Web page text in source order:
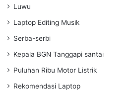
Luwu
Laptop Editing Musik
Serba-serbi
Kepala BGN Tanggapi santai
Puluhan Ribu Motor Listrik
Rekomendasi Laptop